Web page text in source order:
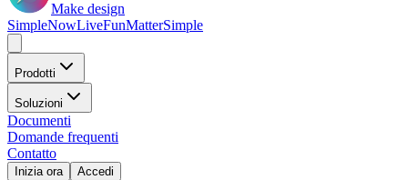
Make design
SimpleNowLiveFunMatterSimple
Prodotti
Soluzioni
Documenti
Domande frequenti
Contatto
Inizia ora Accedi